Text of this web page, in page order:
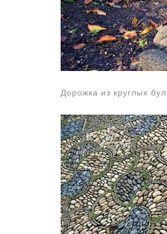
Дорожка из круглых